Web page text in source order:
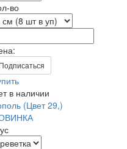
во
в наличии
(Цвет 29,)